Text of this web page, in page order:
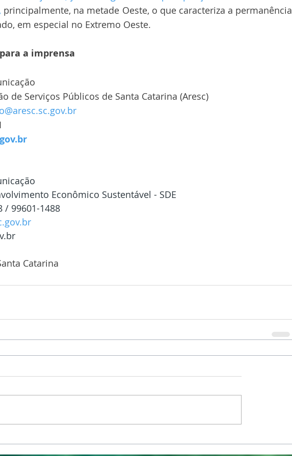
principalmente, na metade Oeste, o que caracteriza a permanência
em especial no Extremo Oeste.
a imprensa
de Serviços Públicos de Santa Catarina (Aresc)
Econômico Sustentável - SDE
/ 99601-1488
Catarina